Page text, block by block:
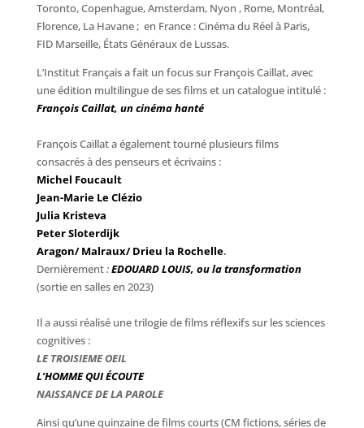
Toronto, Copenhague, Amsterdam, Nyon , Rome, Montréal,
Florence, La Havane ; en France : Cinéma du Réel à Paris,
FID Marseille, États Généraux de Lussas.
L’Institut Français a fait un focus sur François Caillat, avec
une édition multilingue de ses films et un catalogue intitulé :
François Caillat, un cinéma hanté
François Caillat a également tourné plusieurs films
consacrés à des penseurs et écrivains :
Michel Foucault
Jean-Marie Le Clézio
Julia Kristeva
Peter Sloterdijk
Aragon/ Malraux/ Drieu la Rochelle.
Dernièrement:EDOUARD LOUIS, ou la transformation
(sortie en salles en 2023)
Il a aussi réalisé une trilogie de films réflexifs sur les sciences
cognitives :
LE TROISIEME OEIL
L’HOMME QUI ÉCOUTE
NAISSANCE DE LA PAROLE
Ainsi qu’une quinzaine de films courts (CM fictions, séries de